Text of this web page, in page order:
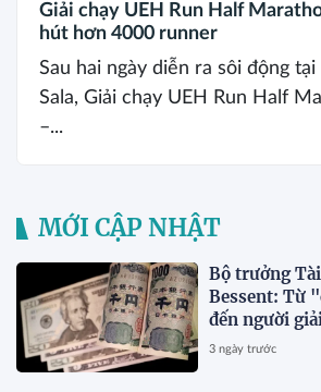
Giải chạy UEH Run Half
hút hơn 4000 runner
Sau hai ngày diễn ra sôi động
Sala, Giải chạy UEH Run Half
–...
MỚI CẬP NHẬT
Bộ trưởng
Bessent: Từ
đến người
3 ngày trước